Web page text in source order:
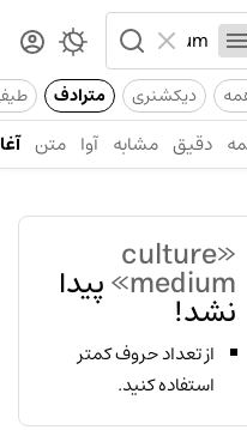
دیکشنری مترادف
دقیق مشابه آوا متن
«culture
medium» پیدا
نشد!
از تعداد حروف کمتر
استفاده کنید.